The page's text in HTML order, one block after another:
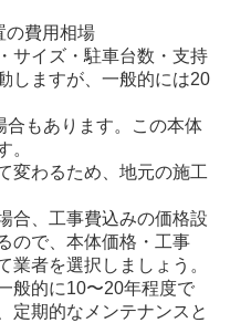
の費用相場
サイズ・駐車台数・支持
しますが、一般的には20
合もあります。この本体
。
変わるため、地元の施工
合、工事費込みの価格設
ので、本体価格・工事
業者を選択しましょう。
般的に10〜20年程度で
定期的なメンテナンスと